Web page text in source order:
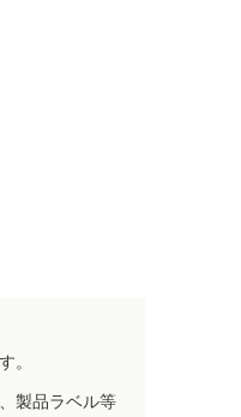
。
製品ラベル等